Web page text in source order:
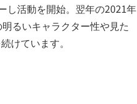
し活動を開始。翌年の2021年
るいキャラクター性や見た
けています。